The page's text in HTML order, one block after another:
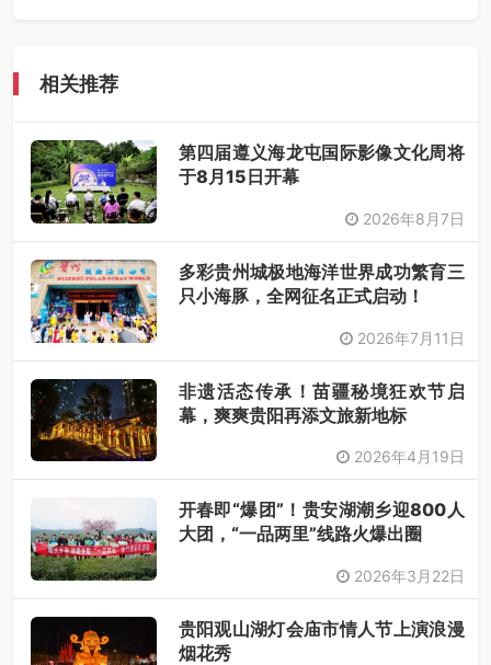
相关推荐
第四届遵义海龙屯国际影像文化周将
于8月15日开幕
2026年8月7日
多彩贵州城极地海洋世界成功繁育三
只小海豚，全网征名正式启动！
2026年7月11日
非遗活态传承！苗疆秘境狂欢节启
幕，爽爽贵阳再添文旅新地标
2026年4月19日
开春即“爆团”！贵安湖潮乡迎800人
大团，“一品两里”线路火爆出圈
2026年3月22日
贵阳观山湖灯会庙市情人节上演浪漫
烟花秀